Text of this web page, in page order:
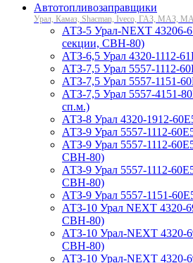
Автотопливозаправщики
Урал, Камаз, Shacman, Iveco, ГАЗ, МАЗ,
АТЗ-5 Урал-NEXT 43206-
секции, СВН-80)
АТЗ-6,5 Урал 4320-1112-
АТЗ-7,5 Урал 5557-1112-
АТЗ-7,5 Урал 5557-1151-
АТЗ-7,5 Урал 5557-4151-
сп.м.)
АТЗ-8 Урал 4320-1912-
АТЗ-9 Урал 5557-1112-
АТЗ-9 Урал 5557-1112-
СВН-80)
АТЗ-9 Урал 5557-1112-
СВН-80)
АТЗ-9 Урал 5557-1151-
АТЗ-10 Урал NEXT 4320-
СВН-80)
АТЗ-10 Урал-NEXT 4320-
СВН-80)
АТЗ-10 Урал-NEXT 4320-